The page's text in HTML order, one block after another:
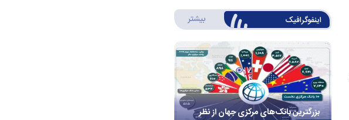
اینفوگرافیک بیشتر درباره اینفوگرافیک
بزرگترین بانک‌های مرکزی جهان از نظر